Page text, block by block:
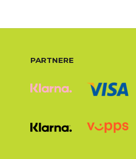
PARTNERE